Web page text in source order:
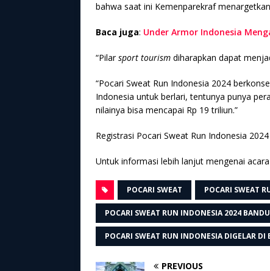
bahwa saat ini Kemenparekraf
Baca juga: Under Armor Indonesia
“Pilarsport tourism diharapkan dapat
“Pocari Sweat Run Indonesia 2024
Indonesia untuk berlari, tentunya punya
nilainya bisa mencapai Rp 19 triliun.”
Registrasi Pocari Sweat Run Indonesia
Untuk informasi lebih lanjut mengenai
POCARI SWEAT POCARI SWEAT
POCARI SWEAT RUN INDONESIA 2024
POCARI SWEAT RUN INDONESIA DIGELAR DI
PREVIOUS